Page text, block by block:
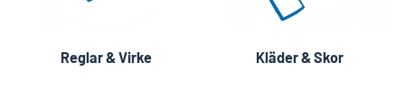
Reglar & Virke Kläder & Skor